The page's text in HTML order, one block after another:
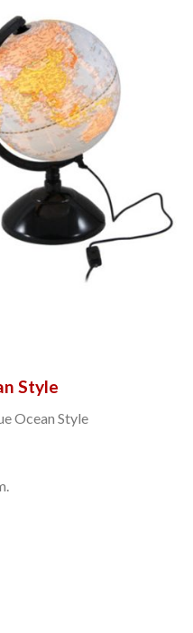
Style
Ocean Style